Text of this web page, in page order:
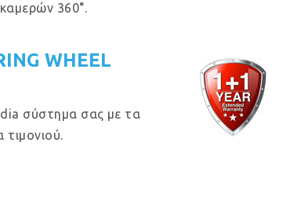
360°.
WHEEL
σύστημα σας με τα
τιμονιού.